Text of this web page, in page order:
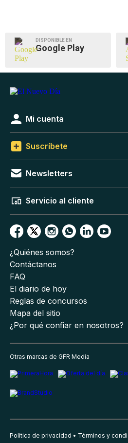
DISPONIBLE EN
Google Play
Mi cuenta
Suscríbete
Newsletters
Servicio al cliente
¿Quiénes somos?
Contáctanos
FAQ
El diario de hoy
Reglas de concursos
Mapa del sitio
¿Por qué confiar en nosotros?
Otras marcas de GFR Media
Política de privacidad Términos y